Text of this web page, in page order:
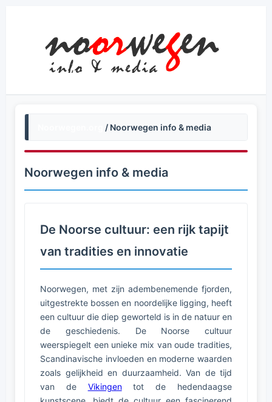
/ Noorwegen info & media
Noorwegen info & media
De Noorse cultuur: een rijk tapijt
van tradities en innovatie
Noorwegen, met zijn adembenemende fjorden,
uitgestrekte bossen en noordelijke ligging, heeft
een cultuur die diep geworteld is in de natuur en
de geschiedenis. De Noorse cultuur
weerspiegelt een unieke mix van oude tradities,
Scandinavische invloeden en moderne waarden
zoals gelijkheid en duurzaamheid. Van de tijd
van de Vikingentot de hedendaagse